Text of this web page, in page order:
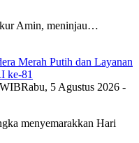
Amin, meninjau…
Merah Putih dan Layanan
ke-81
Rabu, 5 Agustus 2026 -
menyemarakkan Hari